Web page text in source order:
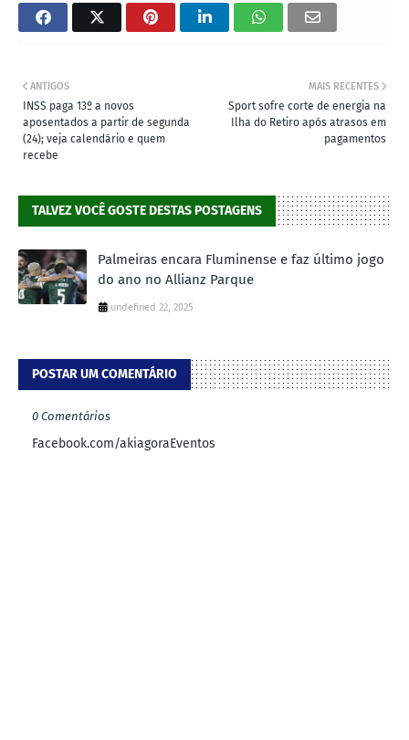
MAIS RECENTES
Sport sofre corte de energia na
Ilha do Retiro após atrasos em
pagamentos
ANTIGOS
INSS paga 13º a novos
aposentados a partir de segunda
(24); veja calendário e quem
recebe
TALVEZ VOCÊ GOSTE DESTAS POSTAGENS
Palmeiras encara Fluminense e faz último jogo
do ano no Allianz Parque
undefined 22, 2025
POSTAR UM COMENTÁRIO
0 Comentários
Facebook.com/akiagoraEventos